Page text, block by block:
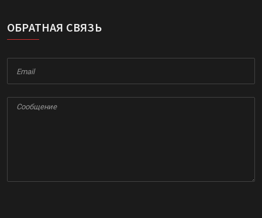
ОБРАТНАЯ СВЯЗЬ